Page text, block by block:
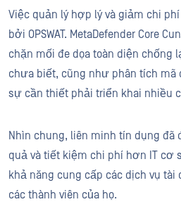
Việc quản lý hợp lý và giảm chi
bởi OPSWAT. MetaDefender Core
chặn mối đe dọa toàn diện chống
chưa biết, cũng như phân tích mã
sự cần thiết phải triển khai nhiều
Nhìn chung, liên minh tín dụng
quả và tiết kiệm chi phí hơn IT cơ
khả năng cung cấp các dịch vụ tài
các thành viên của họ.